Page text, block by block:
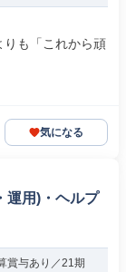
も「これから頑
気になる
運用)・ヘルプ
賞与あり／21期